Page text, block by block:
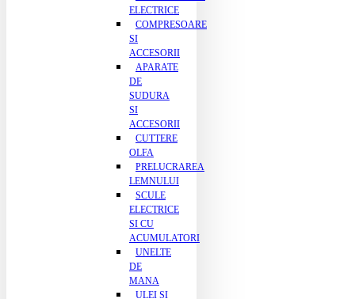
ELECTRICE
COMPRESOARE
SI
ACCESORII
APARATE
DE
SUDURA
SI
ACCESORII
CUTTERE
OLFA
PRELUCRAREA
LEMNULUI
SCULE
ELECTRICE
SI CU
ACUMULATORI
UNELTE
DE
MANA
ULEI SI